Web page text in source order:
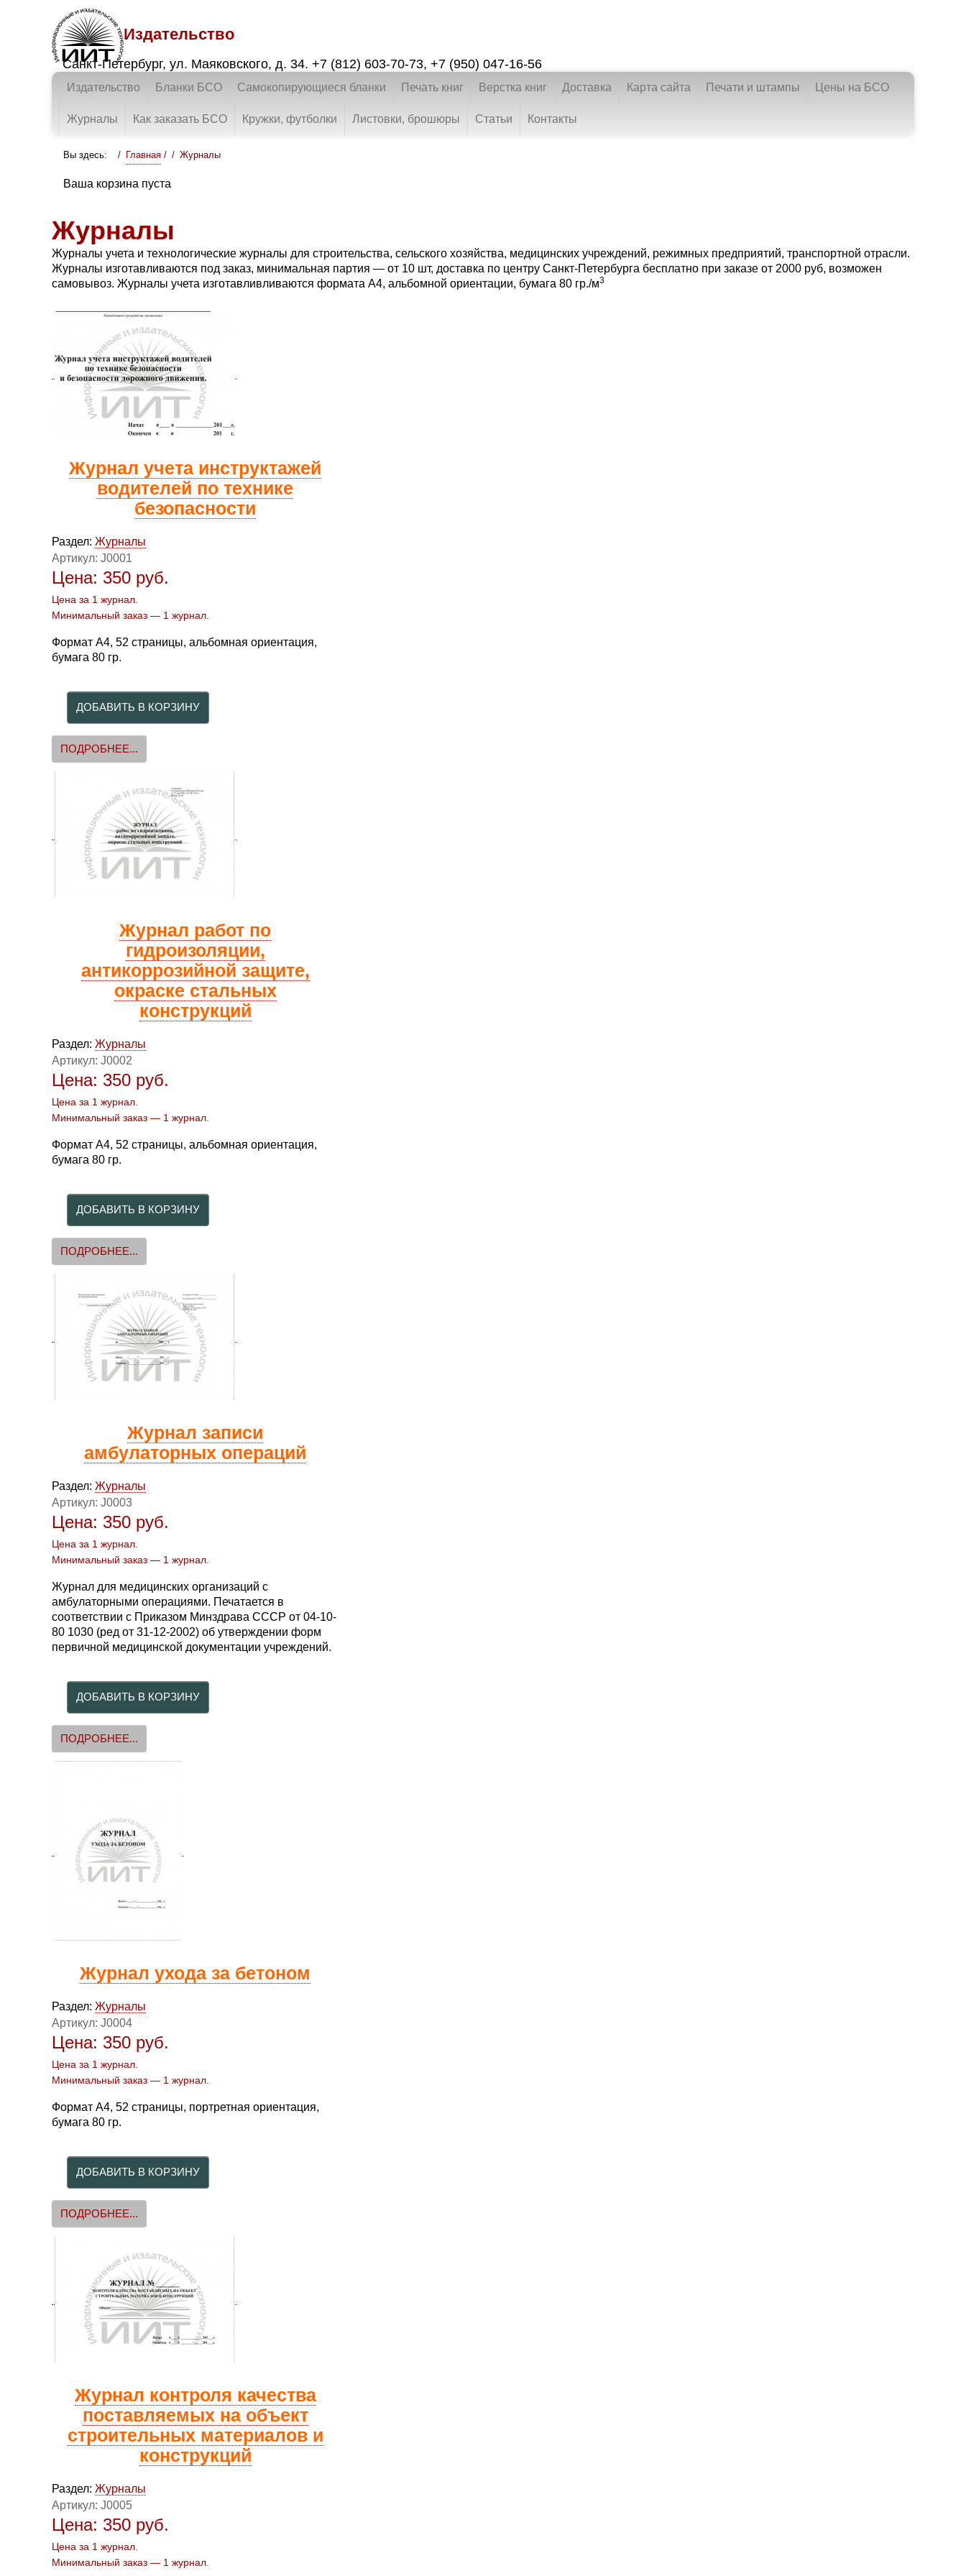
Издательство
Санкт-Петербург, ул. Маяковского, д. 34. +7 (812) 603-70-73, +7 (950) 047-16-56
Издательство Бланки БСО Самокопирующиеся бланки Печать книг Верстка книг Доставка Карта сайта Печати и штампы Цены на БСО
Журналы Как заказать БСО Кружки, футболки Листовки, брошюры Статьи Контакты
Вы здесь: Главная / Журналы
Ваша корзина пуста
Журналы
Журналы учета и технологические журналы для строительства, сельского хозяйства, медицинских учреждений, режимных предприятий, транспортной отрасли.
Журналы изготавливаются под заказ, минимальная партия — от 10 шт, доставка по центру Санкт-Петербурга бесплатно при заказе от 2000 руб, возможен
самовывоз. Журналы учета изготавливливаются формата А4, альбомной ориентации, бумага 80 гр./м3
Журнал учета инструктажей
водителей по технике
безопасности
Раздел: Журналы
Артикул: J0001
Цена: 350 руб.
Цена за 1 журнал.
Минимальный заказ — 1 журнал.
Формат А4, 52 страницы, альбомная ориентация,
бумага 80 гр.
ПОДРОБНЕЕ...
Журнал работ по
гидроизоляции,
антикоррозийной защите,
окраске стальных
конструкций
Раздел: Журналы
Артикул: J0002
Цена: 350 руб.
Цена за 1 журнал.
Минимальный заказ — 1 журнал.
Формат А4, 52 страницы, альбомная ориентация,
бумага 80 гр.
ПОДРОБНЕЕ...
Журнал записи
амбулаторных операций
Раздел: Журналы
Артикул: J0003
Цена: 350 руб.
Цена за 1 журнал.
Минимальный заказ — 1 журнал.
Журнал для медицинских организаций с
амбулаторными операциями. Печатается в
соответствии с Приказом Минздрава СССР от 04-10-
80 1030 (ред от 31-12-2002) об утверждении форм
первичной медицинской документации учреждений.
ПОДРОБНЕЕ...
Журнал ухода за бетоном
Раздел: Журналы
Артикул: J0004
Цена: 350 руб.
Цена за 1 журнал.
Минимальный заказ — 1 журнал.
Формат А4, 52 страницы, портретная ориентация,
бумага 80 гр.
ПОДРОБНЕЕ...
Журнал контроля качества
поставляемых на объект
строительных материалов и
конструкций
Раздел: Журналы
Артикул: J0005
Цена: 350 руб.
Цена за 1 журнал.
Минимальный заказ — 1 журнал.